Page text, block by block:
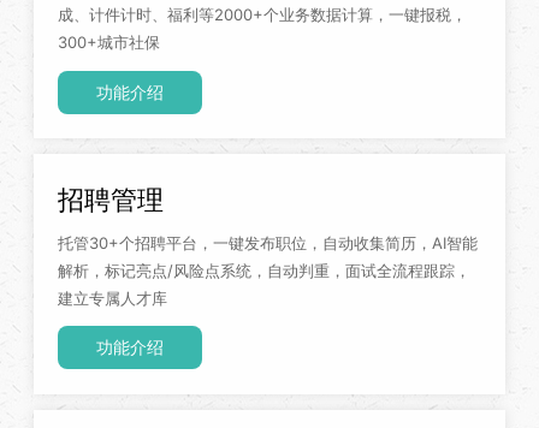
成、计件计时、福利等2000+个业务数据计算，一键报税，
300+城市社保
功能介绍
招聘管理
托管30+个招聘平台，一键发布职位，自动收集简历，AI智能
解析，标记亮点/风险点系统，自动判重，面试全流程跟踪，
建立专属人才库
功能介绍